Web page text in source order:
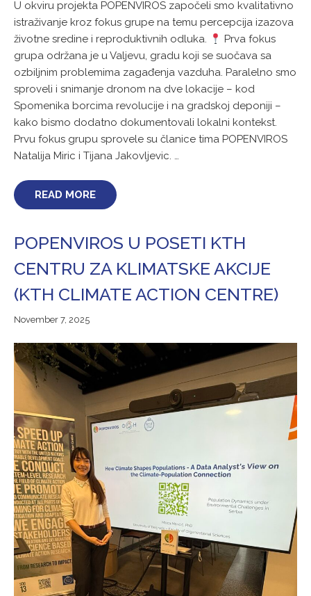
U okviru projekta POPENVIROS započeli smo kvalitativno
istraživanje kroz fokus grupe na temu percepcija izazova
životne sredine i reproduktivnih odluka.
Prva fokus
grupa održana je u Valjevu, gradu koji se suočava sa
ozbiljnim problemima zagađenja vazduha. Paralelno smo
sproveli i snimanje dronom na dve lokacije – kod
Spomenika borcima revolucije i na gradskoj deponiji –
kako bismo dodatno dokumentovali lokalni kontekst.
Prvu fokus grupu sprovele su članice tima POPENVIROS
Natalija Miric i Tijana Jakovljevic. …
READ MORE
POPENVIROS U POSETI KTH
CENTRU ZA KLIMATSKE AKCIJE
(KTH CLIMATE ACTION CENTRE)
November 7, 2025November
2025